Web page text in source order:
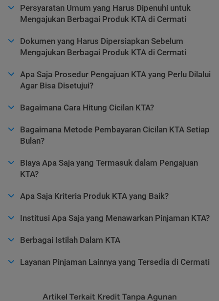
Persyaratan Umum yang Harus Dipenuhi untuk
Mengajukan Berbagai Produk KTA di Cermati
Dokumen yang Harus Dipersiapkan Sebelum
Mengajukan Berbagai Produk KTA di Cermati
Apa Saja Prosedur Pengajuan KTA yang Perlu Dilalui
Agar Bisa Disetujui?
Bagaimana Cara Hitung Cicilan KTA?
Bagaimana Metode Pembayaran Cicilan KTA Setiap
Bulan?
Biaya Apa Saja yang Termasuk dalam Pengajuan
KTA?
Apa Saja Kriteria Produk KTA yang Baik?
Institusi Apa Saja yang Menawarkan Pinjaman KTA?
Berbagai Istilah Dalam KTA
Layanan Pinjaman Lainnya yang Tersedia di Cermati
Artikel Terkait Kredit Tanpa Agunan